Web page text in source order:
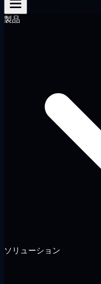
製品
ソリューション